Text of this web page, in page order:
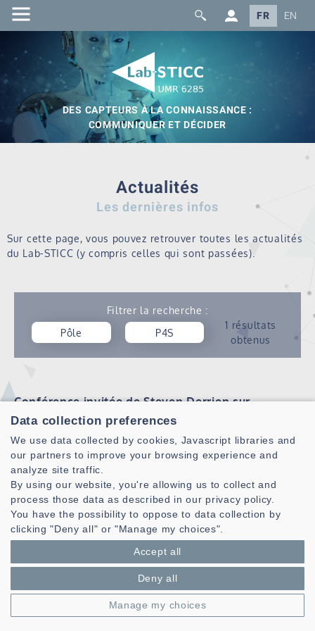
FR EN
DES CAPTEURS À LA CONNAISSANCE :
COMMUNIQUER ET DÉCIDER
Actualités
Les dernières infos
Sur cette page, vous pouvez retrouver toutes les actualités
du Lab-STICC (y compris celles qui sont passées).
Filtrer la recherche :
Pôle
P4S
1 résultats
obtenus
Conférence invitée de Steven Derrien sur
Pipelining spéculative des boucles pour la
synthèse matérielle
ARCAD P4S SHAKER 2AI
Publié le 27/10/2023
Time: Friday, 10th of November from 14h to 15h30 Place:
IMT Atlantique (Brest campus, room K02-100) You can
also connect with Webex (which runs with any web
browser), with the credentials provided at the end.
Organizer: Matthieu Arzel Abstract: Custo…
Data collection preferences
We use data collected by cookies, Javascript libraries and
our partners to improve your browsing experience and
analyze site traffic.
By using our website, you're allowing us to collect and
process those data as described in our privacy policy.
You have the possibility to oppose to data collection by
clicking "Deny all" or "Manage my choices".
Accept all
Deny all
Manage my choices